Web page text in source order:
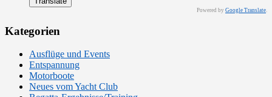
Powered by Google Translate.
Kategorien
Ausflüge und Events
Entspannung
Motorboote
Neues vom Yacht Club